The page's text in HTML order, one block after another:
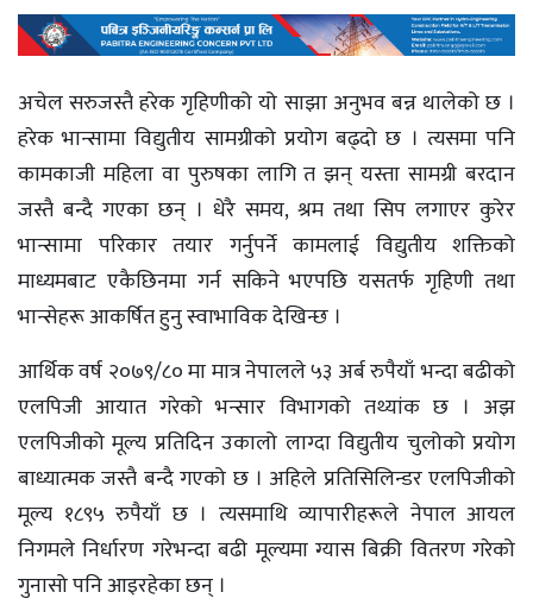
अचेल सरुजस्तै हरेक गृहिणीको यो साझा अनुभव बन्न थालेको छ ।
हरेक भान्सामा विद्युतीय सामग्रीको प्रयोग बढ्दो छ । त्यसमा पनि
कामकाजी महिला वा पुरुषका लागि त झन् यस्ता सामग्री बरदान
जस्तै बन्दै गएका छन् । धेरै समय, श्रम तथा सिप लगाएर कुरेर
भान्सामा परिकार तयार गर्नुपर्ने कामलाई विद्युतीय शक्तिको
माध्यमबाट एकैछिनमा गर्न सकिने भएपछि यसतर्फ गृहिणी तथा
भान्सेहरू आकर्षित हुनु स्वाभाविक देखिन्छ ।
आर्थिक वर्ष २०७९/८० मा मात्र नेपालले ५३ अर्ब रुपैयाँ भन्दा बढीको
एलपिजी आयात गरेको भन्सार विभागको तथ्यांक छ । अझ
एलपिजीको मूल्य प्रतिदिन उकालो लाग्दा विद्युतीय चुलोको प्रयोग
बाध्यात्मक जस्तै बन्दै गएको छ । अहिले प्रतिसिलिन्डर एलपिजीको
मूल्य १८९५ रुपैयाँ छ । त्यसमाथि व्यापारीहरूले नेपाल आयल
निगमले निर्धारण गरेभन्दा बढी मूल्यमा ग्यास बिक्री वितरण गरेको
गुनासो पनि आइरहेका छन् ।